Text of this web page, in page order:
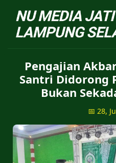
Pengajian
Santri Didorong
Bukan
📅 28,